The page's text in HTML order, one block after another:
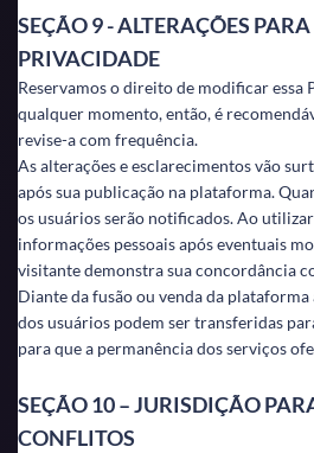
SEÇÃO 9 - ALTERAÇÕES
PRIVACIDADE
Reservamos o direito de modificar essa
qualquer momento, então, é
revise-a com frequência.
As alterações e esclarecimentos vão
após sua publicação na plataforma.
os usuários serão notificados. Ao
informações pessoais após eventuais
visitante demonstra sua concordância
Diante da fusão ou venda da
dos usuários podem ser transferidas
para que a permanência dos serviços
SEÇÃO 10 – JURISDIÇÃO
CONFLITOS